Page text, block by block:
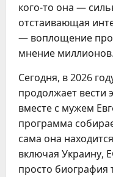
кого-то она —
отстаивающая
— воплощение
мнение
Сегодня, в 2026
продолжает вести
вместе с мужем
программа
сама она
включая Украину,
просто биография